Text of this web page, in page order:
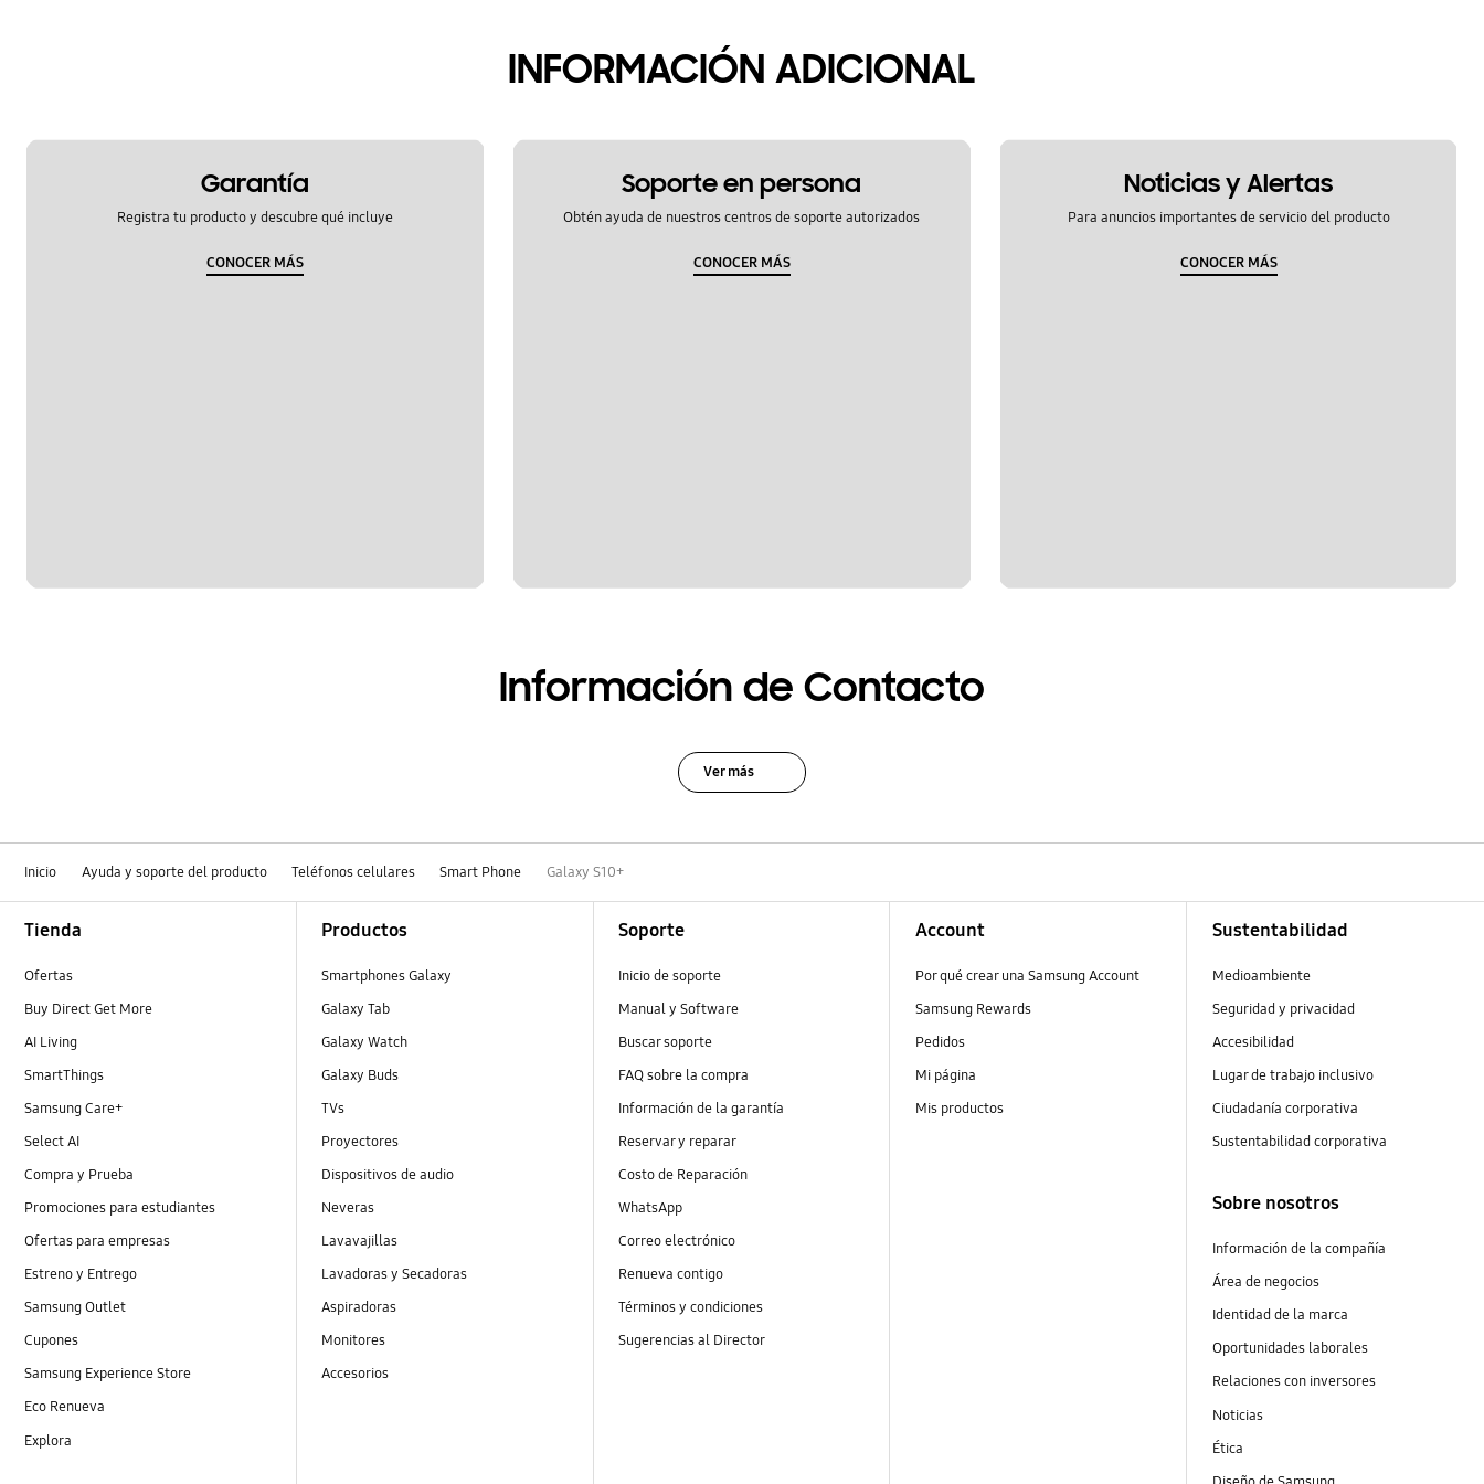
INFORMACIÓN ADICIONAL
Garantía
Registra tu producto y descubre qué incluye
CONOCER MÁS
Soporte en persona
Obtén ayuda de nuestros centros de soporte autorizados
CONOCER MÁS
Noticias y Alertas
Para anuncios importantes de servicio del producto
CONOCER MÁS
Información de Contacto
Ver más
Inicio Ayuda y soporte del producto Teléfonos celulares Smart Phone Galaxy S10+
Tienda
Ofertas
Buy Direct Get More
AI Living
SmartThings
Samsung Care+
Select AI
Compra y Prueba
Promociones para estudiantes
Ofertas para empresas
Estreno y Entrego
Samsung Outlet
Cupones
Samsung Experience Store
Eco Renueva
Explora
Productos
Smartphones Galaxy
Galaxy Tab
Galaxy Watch
Galaxy Buds
TVs
Proyectores
Dispositivos de audio
Neveras
Lavavajillas
Lavadoras y Secadoras
Aspiradoras
Monitores
Accesorios
Soporte
Inicio de soporte
Manual y Software
Buscar soporte
FAQ sobre la compra
Información de la garantía
Reservar y reparar
Costo de Reparación
WhatsApp
Correo electrónico
Renueva contigo
Términos y condiciones
Sugerencias al Director
Account
Por qué crear una Samsung Account
Samsung Rewards
Pedidos
Mi página
Mis productos
Sustentabilidad
Medioambiente
Seguridad y privacidad
Accesibilidad
Lugar de trabajo inclusivo
Ciudadanía corporativa
Sustentabilidad corporativa
Sobre nosotros
Información de la compañía
Área de negocios
Identidad de la marca
Oportunidades laborales
Relaciones con inversores
Noticias
Ética